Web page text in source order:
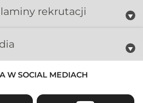
rekrutacji
W SOCIAL MEDIACH